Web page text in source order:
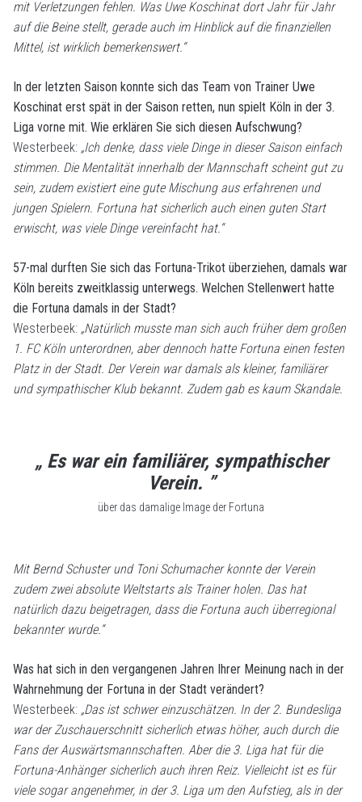
mit Verletzungen fehlen. Was Uwe Koschinat dort Jahr für Jahr
auf die Beine stellt, gerade auch im Hinblick auf die finanziellen
Mittel, ist wirklich bemerkenswert.“
In der letzten Saison konnte sich das Team von Trainer Uwe
Koschinat erst spät in der Saison retten, nun spielt Köln in der 3.
Liga vorne mit. Wie erklären Sie sich diesen Aufschwung?
Westerbeek: „Ich denke, dass viele Dinge in dieser Saison einfach
stimmen. Die Mentalität innerhalb der Mannschaft scheint gut zu
sein, zudem existiert eine gute Mischung aus erfahrenen und
jungen Spielern. Fortuna hat sicherlich auch einen guten Start
erwischt, was viele Dinge vereinfacht hat.“
57-mal durften Sie sich das Fortuna-Trikot überziehen, damals war
Köln bereits zweitklassig unterwegs. Welchen Stellenwert hatte
die Fortuna damals in der Stadt?
Westerbeek: „Natürlich musste man sich auch früher dem großen
1. FC Köln unterordnen, aber dennoch hatte Fortuna einen festen
Platz in der Stadt. Der Verein war damals als kleiner, familiärer
und sympathischer Klub bekannt. Zudem gab es kaum Skandale.
„ Es war ein familiärer, sympathischer
Verein. ”
über das damalige Image der Fortuna
Mit Bernd Schuster und Toni Schumacher konnte der Verein
zudem zwei absolute Weltstarts als Trainer holen. Das hat
natürlich dazu beigetragen, dass die Fortuna auch überregional
bekannter wurde.“
Was hat sich in den vergangenen Jahren Ihrer Meinung nach in der
Wahrnehmung der Fortuna in der Stadt verändert?
Westerbeek: „Das ist schwer einzuschätzen. In der 2. Bundesliga
war der Zuschauerschnitt sicherlich etwas höher, auch durch die
Fans der Auswärtsmannschaften. Aber die 3. Liga hat für die
Fortuna-Anhänger sicherlich auch ihren Reiz. Vielleicht ist es für
viele sogar angenehmer, in der 3. Liga um den Aufstieg, als in der